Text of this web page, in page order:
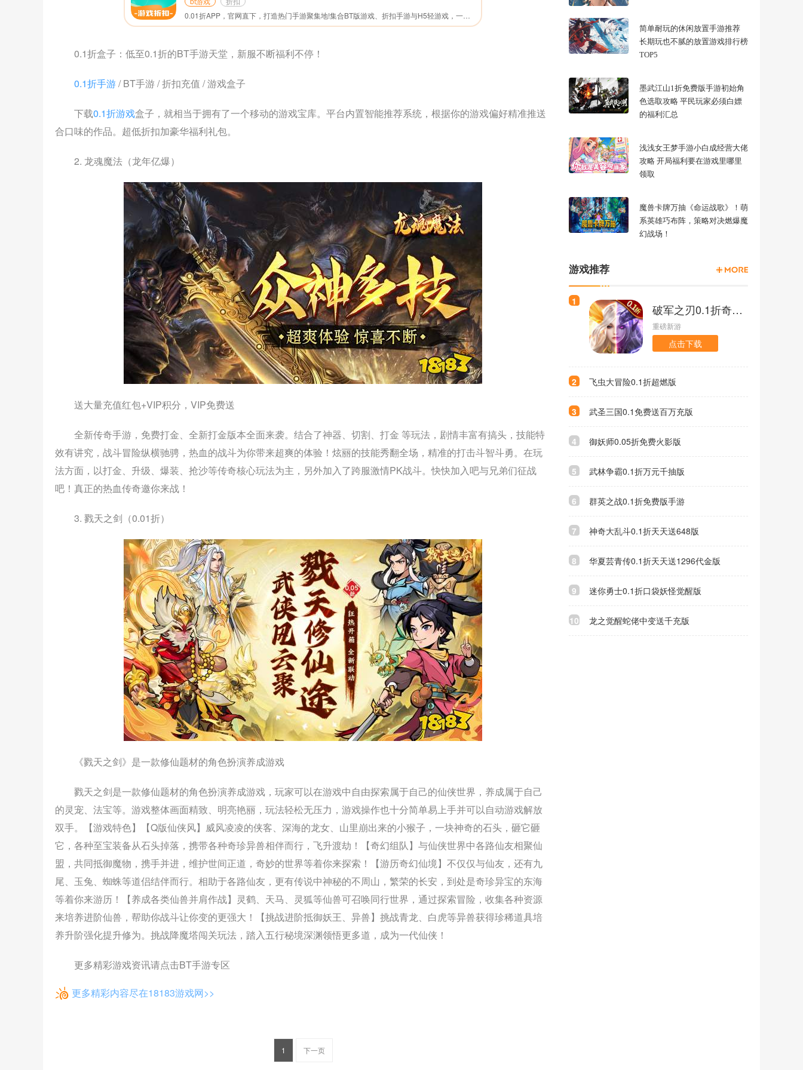
0.1折盒子：低至0.1折的BT手游天堂，新服不断福利不停！
0.1折手游/ BT手游 / 折扣充值 / 游戏盒子
下载0.1折游戏盒子，就相当于拥有了一个移动的游戏宝库。平台内置智能推荐系统，根据你的游戏偏好精准推送
合口味的作品。超低折扣加豪华福利礼包。
2. 龙魂魔法（龙年亿爆）
送大量充值红包+VIP积分，VIP免费送
全新传奇手游，免费打金、全新打金版本全面来袭。结合了神器、切割、打金 等玩法，剧情丰富有搞头，技能特
效有讲究，战斗冒险纵横驰骋，热血的战斗为你带来超爽的体验！炫丽的技能秀翻全场，精准的打击斗智斗勇。在玩
法方面，以打金、升级、爆装、抢沙等传奇核心玩法为主，另外加入了跨服激情PK战斗。快快加入吧与兄弟们征战
吧！真正的热血传奇邀你来战！
3. 戮天之剑（0.01折）
《戮天之剑》是一款修仙题材的角色扮演养成游戏
戮天之剑是一款修仙题材的角色扮演养成游戏，玩家可以在游戏中自由探索属于自己的仙侠世界，养成属于自己
的灵宠、法宝等。游戏整体画面精致、明亮艳丽，玩法轻松无压力，游戏操作也十分简单易上手并可以自动游戏解放
双手。【游戏特色】【Q版仙侠风】威风凌凌的侠客、深海的龙女、山里崩出来的小猴子，一块神奇的石头，砸它砸
它，各种至宝装备从石头掉落，携带各种奇珍异兽相伴而行，飞升渡劫！【奇幻组队】与仙侠世界中各路仙友相聚仙
盟，共同抵御魔物，携手并进，维护世间正道，奇妙的世界等着你来探索！【游历奇幻仙境】不仅仅与仙友，还有九
尾、玉兔、蜘蛛等道侣结伴而行。相助于各路仙友，更有传说中神秘的不周山，繁荣的长安，到处是奇珍异宝的东海
等着你来游历！【养成各类仙兽并肩作战】灵鹤、天马、灵狐等仙兽可召唤同行世界，通过探索冒险，收集各种资源
来培养进阶仙兽，帮助你战斗让你变的更强大！【挑战进阶抵御妖王、异兽】挑战青龙、白虎等异兽获得珍稀道具培
养升阶强化提升修为。挑战降魔塔闯关玩法，踏入五行秘境深渊领悟更多道，成为一代仙侠！
更多精彩游戏资讯请点击BT手游专区
更多精彩内容尽在18183游戏网>>
1 下一页
简单耐玩的休闲放置手游推荐
长期玩也不腻的放置游戏排行榜
TOP5
墨武江山1折免费版手游初始角
色选取攻略 平民玩家必须白嫖
的福利汇总
浅浅女王梦手游小白成经营大佬
攻略 开局福利要在游戏里哪里
领取
魔兽卡牌万抽《命运战歌》！萌
系英雄巧布阵，策略对决燃爆魔
幻战场！
游戏推荐
1
破军之刃0.1折奇幻大陆版
重磅新游
点击下载
2 飞虫大冒险0.1折超燃版
3 武圣三国0.1免费送百万充版
4 御妖师0.05折免费火影版
5 武林争霸0.1折万元千抽版
6 群英之战0.1折免费版手游
7 神奇大乱斗0.1折天天送648版
8 华夏芸青传0.1折天天送1296代金版
9 迷你勇士0.1折口袋妖怪觉醒版
10 龙之觉醒蛇佬中变送千充版